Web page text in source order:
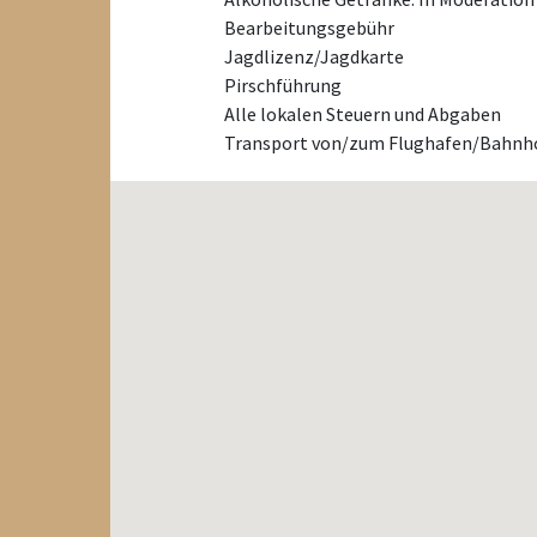
Bearbeitungsgebühr
Jagdlizenz/Jagdkarte
Pirschführung
Alle lokalen Steuern und Abgaben
Transport von/zum Flughafen/